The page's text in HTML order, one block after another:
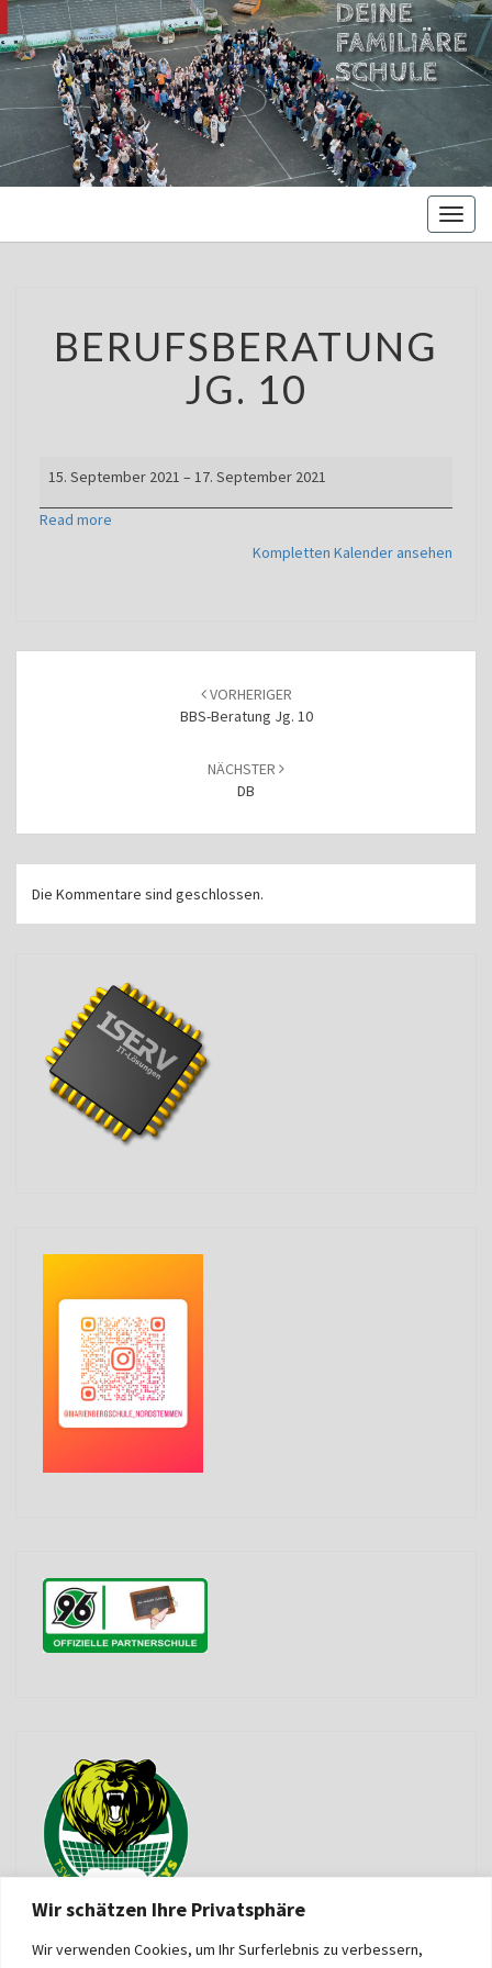
Wir schätzen Ihre Privatsphäre
Wir verwenden Cookies, um Ihr Surferlebnis zu verbessern,
Oberschule –
Offene
Ganztagsschule
JG.
10
BERUFSBERATUNG
JG. 10
Berufsberatung
Jg.
10
15. September 2021 – 17. September 2021
Read more
Kompletten Kalender ansehen
VORHERIGER
BBS-Beratung Jg. 10
NÄCHSTER
DB
Die Kommentare sind geschlossen.